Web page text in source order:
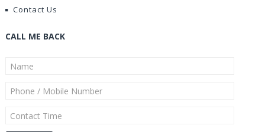
Contact Us
CALL ME BACK